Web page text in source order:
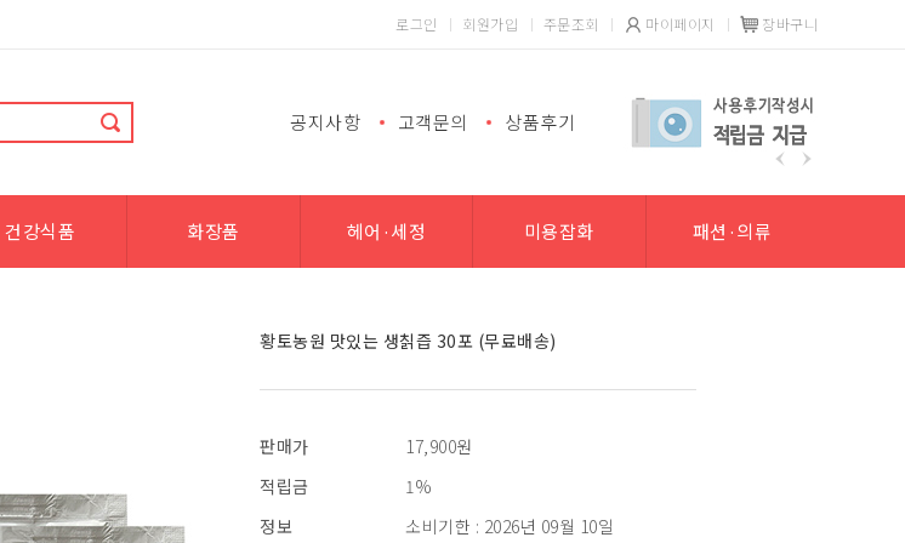
로그인 회원가입 주문조회 마이페이지 장바구니
공지사항 고객문의 상품후기
건강식품 화장품 헤어·세정 미용잡화 패션·의류
황토농원 맛있는 생칡즙 30포 (무료배송)
판매가 17,900원
적립금
1%
정보
소비기한 : 2026년 09월 10일